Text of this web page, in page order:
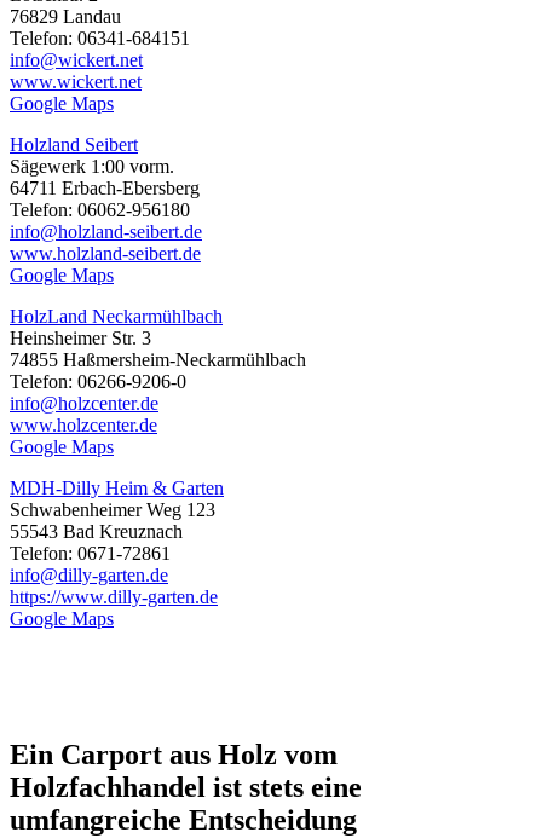
76829 Landau
Telefon: 06341-684151
info@wickert.net
www.wickert.net
Google Maps
Holzland Seibert
Sägewerk 1:00 vorm.
64711 Erbach-Ebersberg
Telefon: 06062-956180
info@holzland-seibert.de
www.holzland-seibert.de
Google Maps
HolzLand Neckarmühlbach
Heinsheimer Str. 3
74855 Haßmersheim-Neckarmühlbach
Telefon: 06266-9206-0
info@holzcenter.de
www.holzcenter.de
Google Maps
MDH-Dilly Heim & Garten
Schwabenheimer Weg 123
55543 Bad Kreuznach
Telefon: 0671-72861
info@dilly-garten.de
https://www.dilly-garten.de
Google Maps
Ein Carport aus Holz vom
Holzfachhandel ist stets eine
umfangreiche Entscheidung